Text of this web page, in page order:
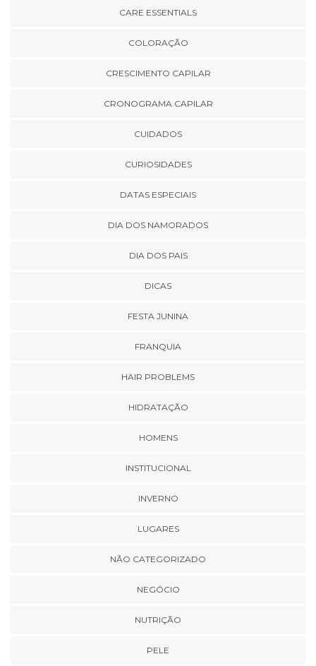
CARE ESSENTIALS
COLORAÇÃO
CRESCIMENTO CAPILAR
CRONOGRAMA CAPILAR
CUIDADOS
CURIOSIDADES
DATAS ESPECIAIS
DIA DOS NAMORADOS
DIA DOS PAIS
DICAS
FESTA JUNINA
FRANQUIA
HAIR PROBLEMS
HIDRATAÇÃO
HOMENS
INSTITUCIONAL
INVERNO
LUGARES
NÃO CATEGORIZADO
NEGÓCIO
NUTRIÇÃO
PELE